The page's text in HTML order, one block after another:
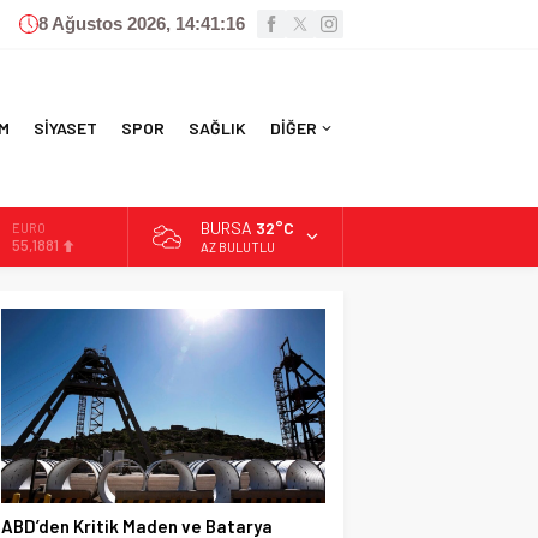
8 Ağustos 2026, 14:41:18
SİYASET SPOR SAĞLIK DİĞER
ALTIN
6.660,55
13.779,39
EURO
55,1881
BURSA 32°C
AZ BULUTLU
ABD’den Kritik Maden ve Batarya